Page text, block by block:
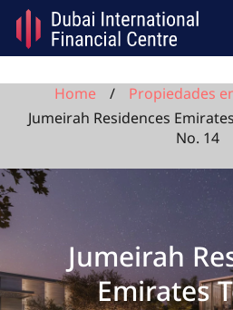
Home
Propiedades
Jumeirah Residences
No. 14
Jumeirah
Emirates